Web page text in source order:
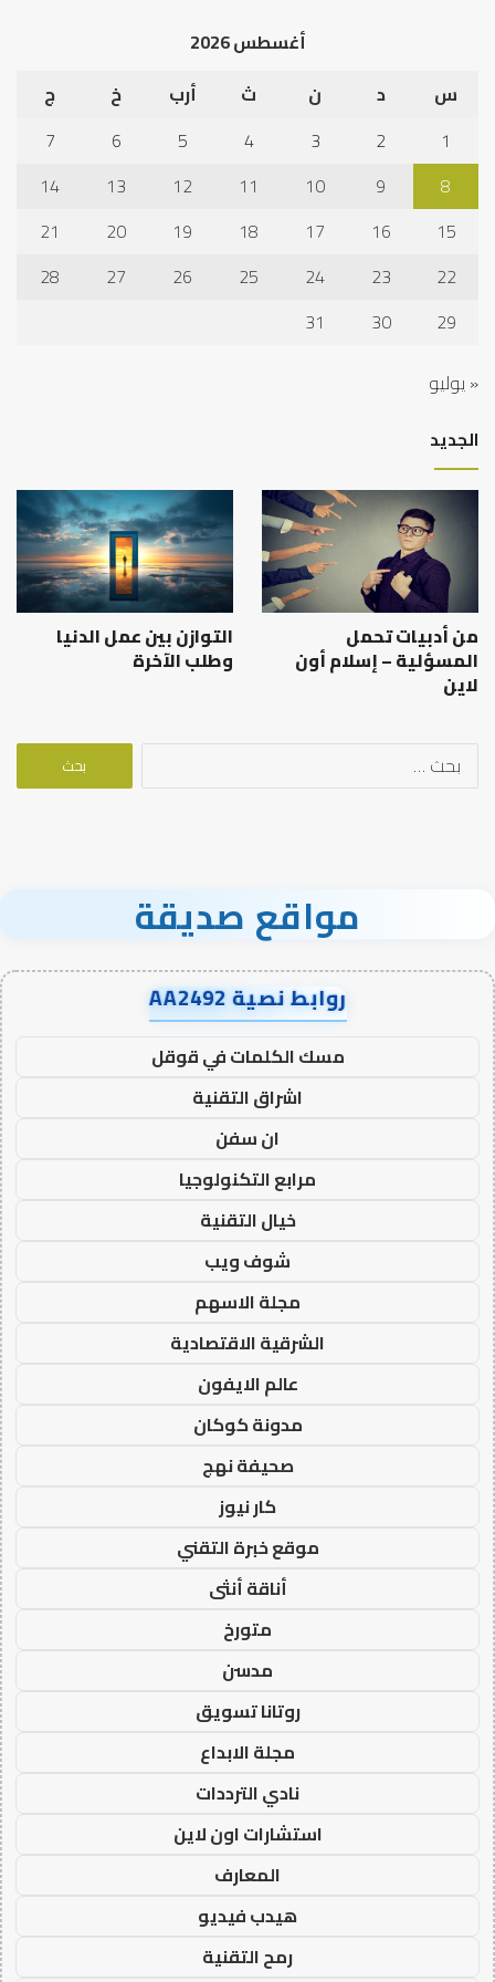
أغسطس 2026
س
د ن ث أرب خ
ج
1
2
3
4
5
6
7
8
9
10
11
12
13
14
15
16
17
18
19
20
21
22
23
24
25
26
27
28
29
30
31
« يوليو
الجديد
من أدبيات تحمل
المسؤلية – إسلام أون
لاين
التوازن بين عمل الدنيا
وطلب الآخرة
البحث
مواقع صديقة
روابط نصية AA2492
مسك الكلمات في قوقل
اشراق التقنية
ان سفن
مرابع التكنولوجيا
خيال التقنية
شوف ويب
مجلة الاسهم
الشرقية الاقتصادية
عالم الايفون
مدونة كوكان
صحيفة نهج
كار نيوز
موقع خبرة التقني
أناقة أنثى
متورخ
مدسن
روتانا تسويق
مجلة الابداع
نادي الترددات
استشارات اون لاين
المعارف
هيدب فيديو
رمح التقنية